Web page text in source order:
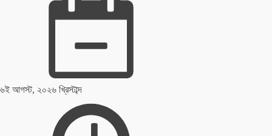
৬ই আগস্ট, ২০২৬ খ্রিস্টাব্দ